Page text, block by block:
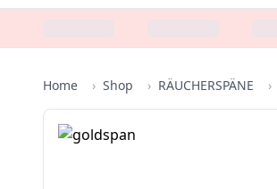
Home › Shop › RÄUCHERSPÄNE ›